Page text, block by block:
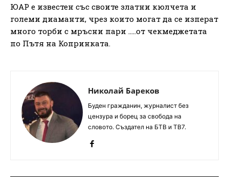
ЮАР е известен със своите златни кюлчета и
големи диаманти, чрез които могат да се изперат
много торби с мръсни пари .….от чекмеджетата
по Пътя на Копринката.
Николай Бареков
Буден гражданин, журналист без
цензура и борец за свобода на
словото. Създател на БТВ и ТВ7.